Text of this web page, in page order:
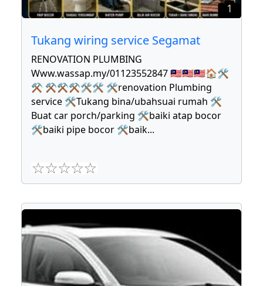
1
Tukang wiring service Segamat
RENOVATION PLUMBING
Www.wassap.my/01123552847 🇲🇾🇲🇾🇲🇾🏠🛠
⚒ ⚒⚒⚒🛠🛠 🛠renovation Plumbing
service 🛠Tukang bina/ubahsuai rumah 🛠
Buat car porch/parking 🛠baiki atap bocor
🛠baiki pipe bocor 🛠baik...